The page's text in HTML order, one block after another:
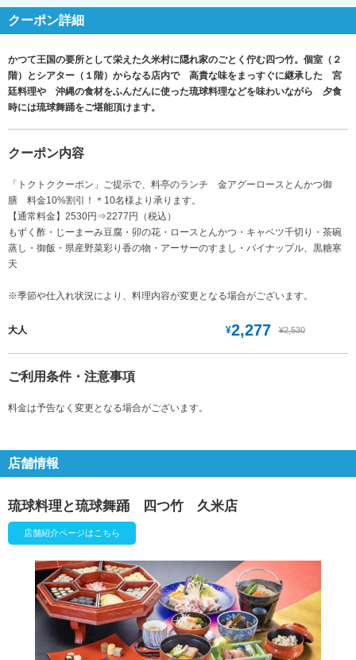
クーポン詳細
かつて王国の要所として栄えた久米村に隠れ家のごとく佇む四つ竹。個室（２
階）とシアター（１階）からなる店内で 高貴な味をまっすぐに継承した 宮
廷料理や 沖縄の食材をふんだんに使った琉球料理などを味わいながら 夕食
時には琉球舞踊をご堪能頂けます。
クーポン内容
「トクトククーポン」ご提示で、料亭のランチ 金アグーロースとんかつ御
膳 料金10%割引！＊10名様より承ります。
【通常料金】2530円⇒2277円（税込）
もずく酢・じーまーみ豆腐・卯の花・ロースとんかつ・キャベツ千切り・茶碗
蒸し・御飯・県産野菜彩り香の物・アーサーのすまし・パイナップル、黒糖寒
天
※季節や仕入れ状況により、料理内容が変更となる場合がございます。
大人 ¥2,277 ¥2,530
ご利用条件・注意事項
料金は予告なく変更となる場合がございます。
店舗情報
琉球料理と琉球舞踊 四つ竹 久米店
店舗紹介ページはこちら